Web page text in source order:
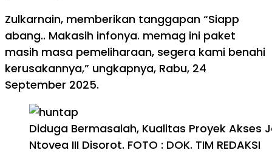
Zulkarnain, memberikan tanggapan “Siapp
abang.. Makasih infonya. memag ini paket
masih masa pemeliharaan, segera kami benahi
kerusakannya,” ungkapnya, Rabu, 24
September 2025.
Diduga Bermasalah, Kualitas Proyek Akses
Ntovea III Disorot. FOTO : DOK. TIM REDAKSI